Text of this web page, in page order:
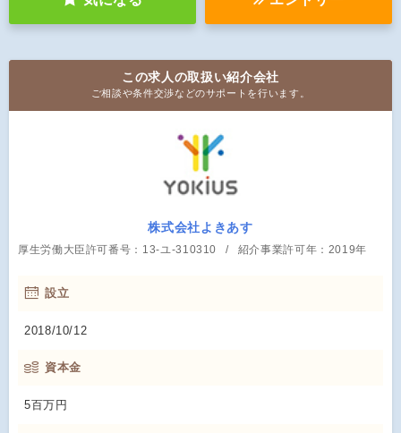
この求人の取扱い紹介会社
ご相談や条件交渉などのサポートを行います。
株式会社よきあす
厚生労働大臣許可番号：13-ユ-310310 紹介事業許可年：2019年
設立
2018/10/12
資本金
5百万円